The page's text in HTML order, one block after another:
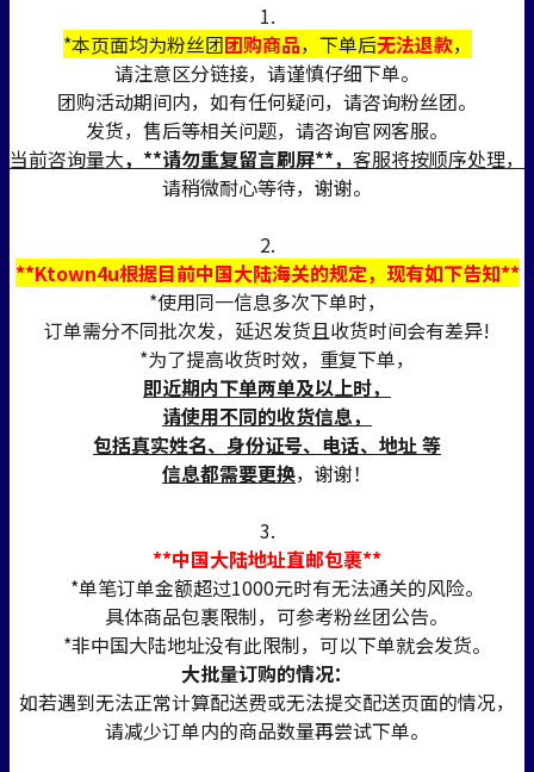
1.
*本页面均为粉丝团团购商品，下单后无法退款，
请注意区分链接，请谨慎仔细下单。
团购活动期间内，如有任何疑问，请咨询粉丝团。
发货，售后等相关问题，请咨询官网客服。
当前咨询量大，**请勿重复留言刷屏**， 客服将按顺序处理，
请稍微耐心等待，谢谢。
2.
**Ktown4u根据目前中国大陆海关的规定，现有如下告知**
*使用同一信息多次下单时，
订单需分不同批次发，延迟发货且收货时间会有差异!
*为了提高收货时效，重复下单，
即近期内下单两单及以上时，
请使用不同的收货信息，
包括真实姓名、身份证号、电话、地址 等
信息都需要更换，谢谢！
3.
**中国大陆地址直邮包裹**
*单笔订单金额超过1000元时有无法通关的风险。
具体商品包裹限制，可参考粉丝团公告。
*非中国大陆地址没有此限制，可以下单就会发货。
大批量订购的情况：
如若遇到无法正常计算配送费或无法提交配送页面的情况，
请减少订单内的商品数量再尝试下单。